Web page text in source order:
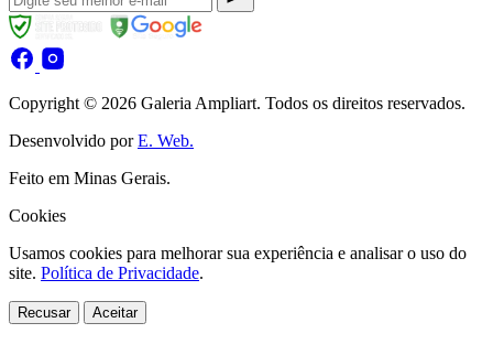
Copyright © 2026 Galeria Ampliart. Todos os direitos reservados.
Desenvolvido porE. Web.
Feito em Minas Gerais.
Cookies
Usamos cookies para melhorar sua experiência e analisar o uso do
site. Política de Privacidade.
Recusar Aceitar